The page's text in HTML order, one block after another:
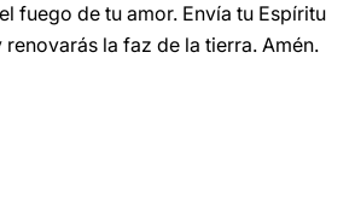
fuego de tu amor. Envía tu Espíritu
la faz de la tierra. Amén.